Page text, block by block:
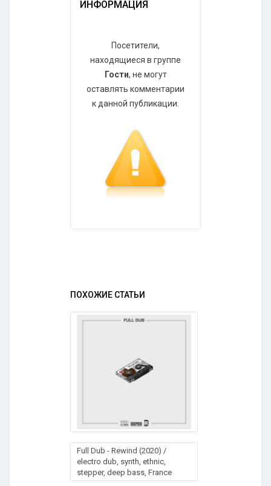
ИНФОРМАЦИЯ
Посетители,
находящиеся в группе
Гости, не могут
оставлять комментарии
к данной публикации.
ПОХОЖИЕ СТАТЬИ
Full Dub - Rewind (2020) /
electro dub, synth, ethnic,
stepper, deep bass, France